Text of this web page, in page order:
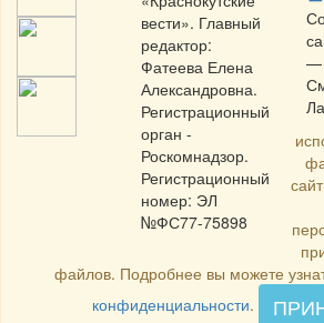
вести». Главный
редактор:
Фатеева Елена
Александровна.
Регистрационный
орган -
Роскомнадзор.
Регистрационный
номер: ЭЛ
№ФС77-75898
—
файлов. Подробнее вы можете
конфиденциальности.